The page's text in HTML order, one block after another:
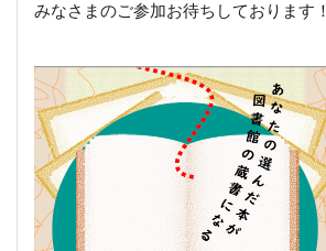
みなさまのご参加お待ちしております！